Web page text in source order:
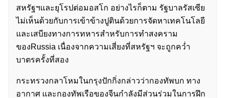
สหรัฐฯและยุโรปต่อมอสโก อย่างไรก็ตาม รัฐบาลรัสเซีย
ไม่เห็นด้วยกับการเข้าข้างปูตินด้วยการจัดหาเทคโนโลยี
และเสบียงทางการทหารสำหรับการทำสงคราม
ของRussia เนื่องจากความเสี่ยงที่สหรัฐฯ จะถูกคว่ำ
บาตรครั้งที่สอง
กระทรวงกลาโหมในกรุงปักกิ่งกล่าวว่ากองทัพบก ทาง
อากาศ และกองทัพเรือของจีนกำลังมีส่วนร่วมในการฝึก